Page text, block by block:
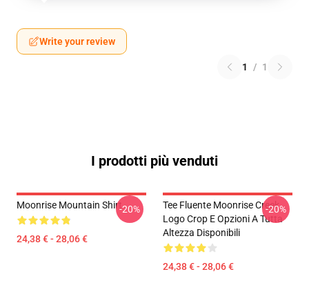
Write your review
1 / 1
I prodotti più venduti
Moonrise Mountain Shirt
24,38 € - 28,06 €
-20%
Tee Fluente Moonrise Creek
Logo Crop E Opzioni A Tutta
Altezza Disponibili
24,38 € - 28,06 €
-20%